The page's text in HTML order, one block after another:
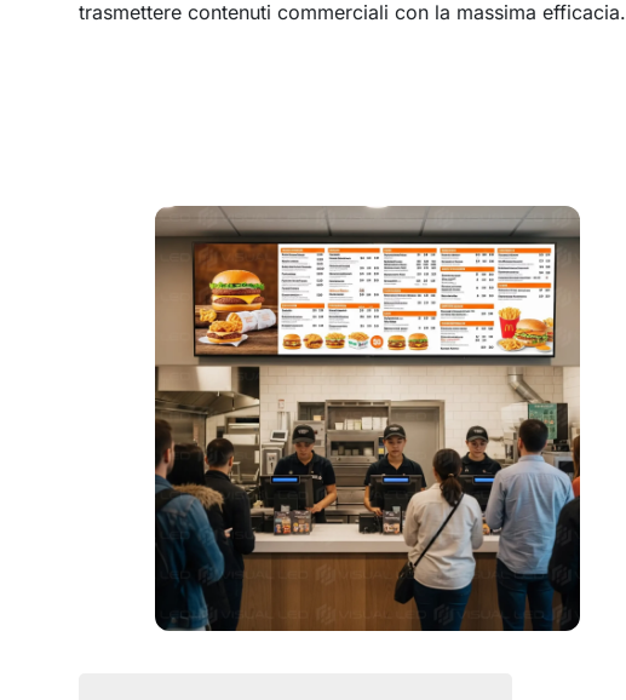
trasmettere contenuti commerciali con la massima efficacia.